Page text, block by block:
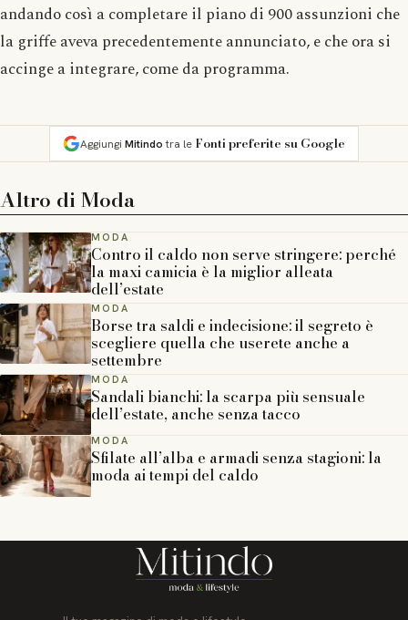
andando così a completare il piano di 900 assunzioni che
la griffe aveva precedentemente annunciato, e che ora si
accinge a integrare, come da programma.
Aggiungi Mitindotra le Fonti preferite su Google
Altro di Moda
MODA
Contro il caldo non serve stringere: perché
la maxi camicia è la miglior alleata
dell’estate
MODA
Borse tra saldi e indecisione: il segreto è
scegliere quella che userete anche a
settembre
MODA
Sandali bianchi: la scarpa più sensuale
dell’estate, anche senza tacco
MODA
Sfilate all’alba e armadi senza stagioni: la
moda ai tempi del caldo